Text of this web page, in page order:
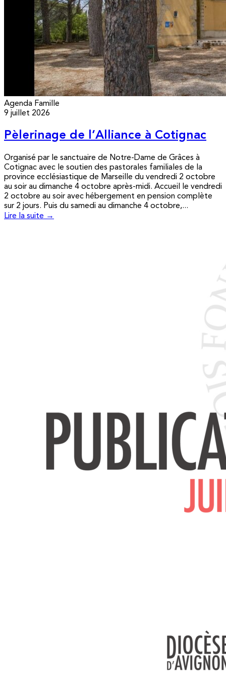
Agenda Famille
9 juillet 2026
Pèlerinage de l’Alliance à Cotignac
Organisé par le sanctuaire de Notre-Dame de Grâces à
Cotignac avec le soutien des pastorales familiales de la
province ecclésiastique de Marseille du vendredi 2 octobre
au soir au dimanche 4 octobre après-midi. Accueil le vendredi
2 octobre au soir avec hébergement en pension complète
sur 2 jours. Puis du samedi au dimanche 4 octobre,...
Lire la suite →